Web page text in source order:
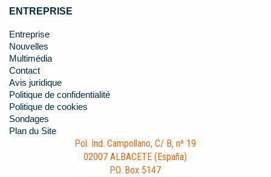
ENTREPRISE
Entreprise
Nouvelles
Multimédia
Contact
Avis juridique
Politique de confidentialité
Politique de cookies
Sondages
Plan du Site
Pol. Ind. Campollano, C/ B, nº 19
02007 ALBACETE (España)
P.O. Box 5147